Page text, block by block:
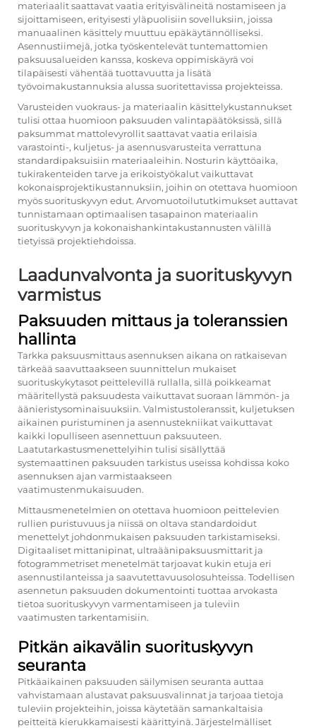
materiaalit saattavat vaatia erityisvälineitä nostamiseen ja
sijoittamiseen, erityisesti yläpuolisiin sovelluksiin, joissa
manuaalinen käsittely muuttuu epäkäytännölliseksi.
Asennustiimejä, jotka työskentelevät tuntemattomien
paksuusalueiden kanssa, koskeva oppimiskäyrä voi
tilapäisesti vähentää tuottavuutta ja lisätä
työvoimakustannuksia alussa suoritettavissa projekteissa.
Varusteiden vuokraus- ja materiaalin käsittelykustannukset
tulisi ottaa huomioon paksuuden valintapäätöksissä, sillä
paksummat mattolevyrollit saattavat vaatia erilaisia
varastointi-, kuljetus- ja asennusvarusteita verrattuna
standardipaksuisiin materiaaleihin. Nosturin käyttöaika,
tukirakenteiden tarve ja erikoistyökalut vaikuttavat
kokonaisprojektikustannuksiin, joihin on otettava huomioon
myös suorituskyvyn edut. Arvomuotoilututkimukset auttavat
tunnistamaan optimaalisen tasapainon materiaalin
suorituskyvyn ja kokonaishankintakustannusten välillä
tietyissä projektiehdoissa.
Laadunvalvonta ja suorituskyvyn
varmistus
Paksuuden mittaus ja toleranssien
hallinta
Tarkka paksuusmittaus asennuksen aikana on ratkaisevan
tärkeää saavuttaakseen suunnittelun mukaiset
suorituskykytasot peittelevillä rullalla, sillä poikkeamat
määritellystä paksuudesta vaikuttavat suoraan lämmön- ja
äänieristysominaisuuksiin. Valmistustoleranssit, kuljetuksen
aikainen puristuminen ja asennustekniikat vaikuttavat
kaikki lopulliseen asennettuun paksuuteen.
Laatutarkastusmenettelyihin tulisi sisällyttää
systemaattinen paksuuden tarkistus useissa kohdissa koko
asennuksen ajan varmistaakseen
vaatimustenmukaisuuden.
Mittausmenetelmien on otettava huomioon peittelevien
rullien puristuvuus ja niissä on oltava standardoidut
menettelyt johdonmukaisen paksuuden tarkistamiseksi.
Digitaaliset mittanipinat, ultraäänipaksuusmittarit ja
fotogrammetriset menetelmät tarjoavat kukin etuja eri
asennustilanteissa ja saavutettavuusolosuhteissa. Todellisen
asennetun paksuuden dokumentointi tuottaa arvokasta
tietoa suorituskyvyn varmentamiseen ja tuleviin
vaatimusten tarkentamisiin.
Pitkän aikavälin suorituskyvyn
seuranta
Pitkäaikainen paksuuden säilymisen seuranta auttaa
vahvistamaan alustavat paksuusvalinnat ja tarjoaa tietoja
tuleviin projekteihin, joissa käytetään samankaltaisia
peitteitä kierukkamaisesti käärittyinä. Järjestelmälliset